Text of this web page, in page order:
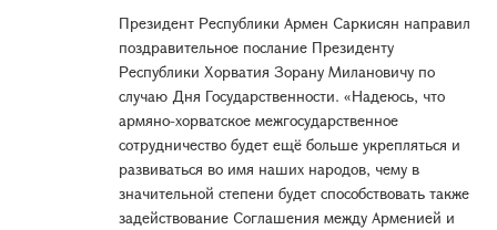
Президент Республики Армен Саркисян направил
поздравительное послание Президенту
Республики Хорватия Зорану Милановичу по
случаю Дня Государственности. «Надеюсь, что
армяно-хорватское межгосударственное
сотрудничество будет ещё больше укрепляться и
развиваться во имя наших народов, чему в
значительной степени будет способствовать также
задействование Соглашения между Арменией и